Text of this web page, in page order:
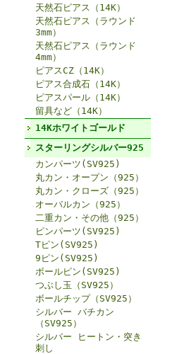
天然石ピアス（14K）
天然石ピアス（ラウンド
3mm）
天然石ピアス（ラウンド
4mm）
ピアスCZ（14K）
ピアス合成石（14K）
ピアスパール（14K）
留具など（14K）
14Kホワイトゴールド
スターリングシルバー925
カンパーツ(SV925)
丸カン・オープン（925）
丸カン・クローズ（925）
オーバルカン（925）
二重カン・その他（925）
ピンパーツ(SV925)
Tピン(SV925)
9ピン(SV925)
ボールピン(SV925)
つぶし玉（SV925）
ボールチップ（SV925）
シルバー バチカン
（SV925）
シルバー ヒートン・突き
刺し